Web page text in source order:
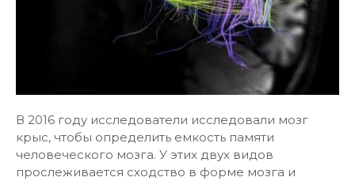
В 2016 году исследователи исследовали мозг
крыс, чтобы определить емкость памяти
человеческого мозга. У этих двух видов
прослеживается сходство в форме мозга и